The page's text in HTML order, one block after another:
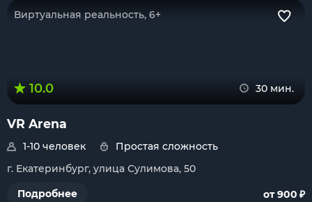
Виртуальная реальность, 6+
10.0 30 мин.
VR Arena
1-10 человек
Простая сложность
г. Екатеринбург, улица Сулимова, 50
Подробнее
от 900 ₽